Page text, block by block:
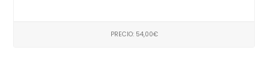
PRECIO: 54,00€